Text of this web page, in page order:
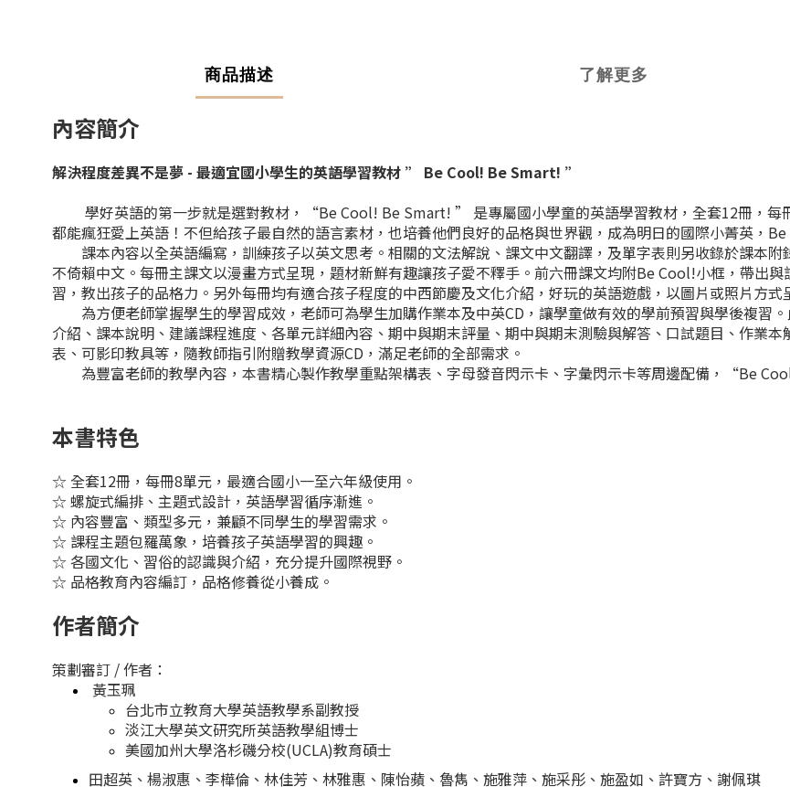
商品描述 了解更多
內容簡介
解決程度差異不是夢 - 最適宜國小學生的英語學習教材 ” Be Cool! Be Smart! ”
學好英語的第一步就是選對教材，“Be Cool! Be Smart! ” 是專屬國小學童的英語學習教材，全套12冊，每
都能瘋狂愛上英語！不但給孩子最自然的語言素材，也培養他們良好的品格與世界觀，成為明日的國際小菁英，
課本內容以全英語編寫，訓練孩子以英文思考。相關的文法解說、課文中文翻譯，及單字表則另收錄於課本附
不倚賴中文。每冊主課文以漫畫方式呈現，題材新鮮有趣讓孩子愛不釋手。前六冊課文均附Be Cool!小框，帶出
習，教出孩子的品格力。另外每冊均有適合孩子程度的中西節慶及文化介紹，好玩的英語遊戲，以圖片或照片方式
為方便老師掌握學生的學習成效，老師可為學生加購作業本及中英CD，讓學童做有效的學前預習與學後複習
介紹、課本說明、建議課程進度、各單元詳細內容、期中與期末評量、期中與期末測驗與解答、口試題目、作業
表、可影印教具等，隨教師指引附贈教學資源CD，滿足老師的全部需求。
為豐富老師的教學內容，本書精心製作教學重點架構表、字母發音閃示卡、字彙閃示卡等周邊配備，“Be
本書特色
☆ 全套12冊，每冊8單元，最適合國小一至六年級使用。
☆ 螺旋式編排、主題式設計，英語學習循序漸進。
☆ 內容豐富、類型多元，兼顧不同學生的學習需求。
☆ 課程主題包羅萬象，培養孩子英語學習的興趣。
☆ 各國文化、習俗的認識與介紹，充分提升國際視野。
☆ 品格教育內容編訂，品格修養從小養成。
作者簡介
策劃審訂 / 作者：
黃玉珮
台北市立教育大學英語教學系副教授
淡江大學英文研究所英語教學組博士
美國加州大學洛杉磯分校(UCLA)教育碩士
田超英、楊淑惠、李樺倫、林佳芳、林雅惠、陳怡蘋、魯雋、施雅萍、施采彤、施盈如、許寶方、謝佩琪